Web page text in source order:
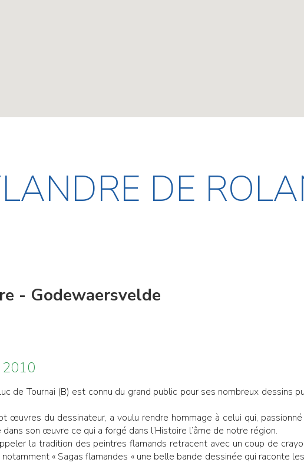
DE
- Godewaersvelde
2010
de Tournai (B) est connu du grand public pour ses nombreux dessins
œuvres du dessinateur, a voulu rendre hommage à celui qui,
son œuvre ce qui a forgé dans l’Histoire l’âme de notre région.
la tradition des peintres flamands retracent avec un coup de
« Sagas flamandes « une belle bande dessinée qui raconte